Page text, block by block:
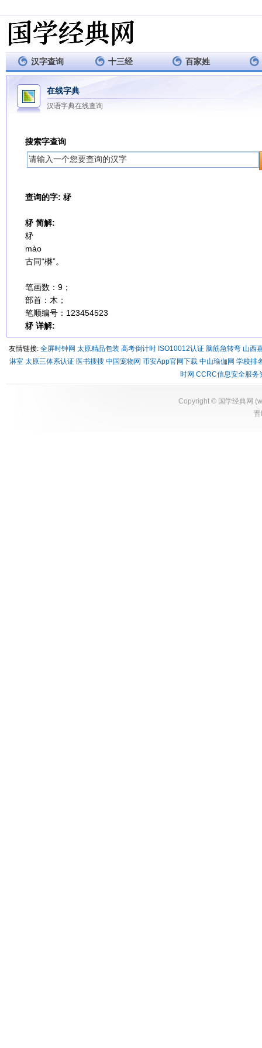
汉字查询 十三经 百家姓
在线字典
汉语字典在线查询
搜索字查询
查询的字: 柕
柕 简解:
柕
mào
古同“楙”。
笔画数：9；
部首：木；
笔顺编号：123454523
柕 详解:
友情链接: 全屏时钟网 太原精品包装 高考倒计时 ISO10012认证 脑筋急转弯 山西
淋室 太原三体系认证 医书搜搜 中国宠物网 币安App官网下载 中山瑜伽网 学校排
时网 CCRC信息安全服务
Copyright © 国学经典网 (